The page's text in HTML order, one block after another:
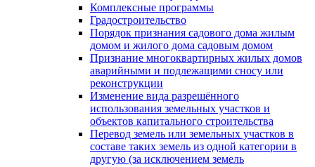
Комплексные программы
Градостроительство
Порядок признания садового дома жилым
домом и жилого дома садовым домом
Признание многоквартирных жилых домов
аварийными и подлежащими сносу или
реконструкции
Изменение вида разрешённого
использования земельных участков и
объектов капитального строительства
Перевод земель или земельных участков в
составе таких земель из одной категории в
другую (за исключением земель